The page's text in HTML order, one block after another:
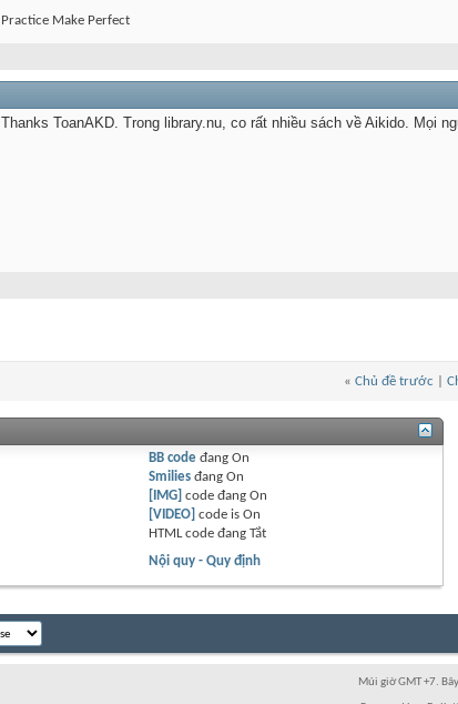
Practice Make Perfect
Thanks ToanAKD. Trong library.nu, co rất nhiều sách về Aikido. Mọi
« Chủ đề trước
BB code đangOn
Smilies đangOn
[IMG] code đangOn
[VIDEO] code isOn
HTML code đangTắt
Nội quy - Quy định
Múi giờ GMT +7.